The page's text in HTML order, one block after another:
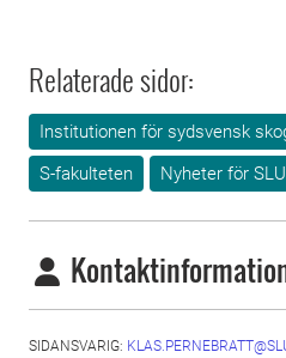
Relaterade sidor:
Institutionen för sydsvensk
S-fakulteten
Nyheter för
SIDANSVARIG: